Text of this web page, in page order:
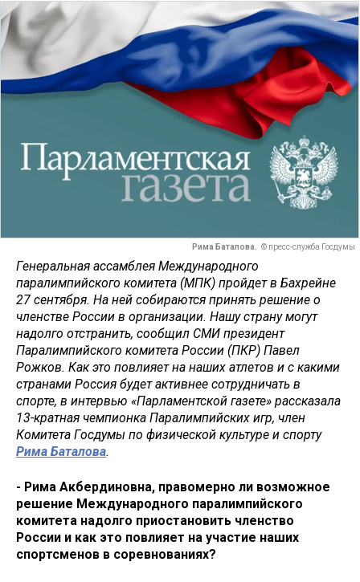
Рима Баталова. © пресс-служба Госдумы
Генеральная ассамблея Международного
паралимпийского комитета (МПК) пройдет в Бахрейне
27 сентября. На ней собираются принять решение о
членстве России в организации. Нашу страну могут
надолго отстранить, сообщил СМИ президент
Паралимпийского комитета России (ПКР) Павел
Рожков. Как это повлияет на наших атлетов и с какими
странами Россия будет активнее сотрудничать в
спорте, в интервью «Парламентской газете» рассказала
13-кратная чемпионка Паралимпийских игр, член
Комитета Госдумы по физической культуре и спорту
Рима Баталова.
- Рима Акбердиновна, правомерно ли возможное
решение Международного паралимпийского
комитета надолго приостановить членство
России и как это повлияет на участие наших
спортсменов в соревнованиях?